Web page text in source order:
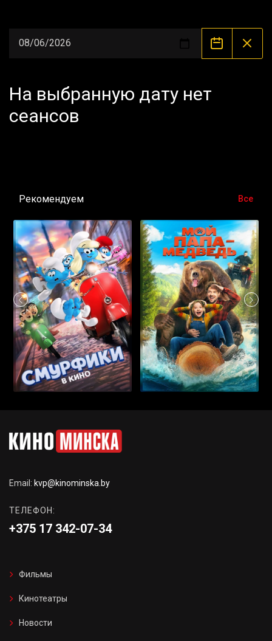
На выбранную дату нет
сеансов
Рекомендуем Все
Email: kvp@kinominska.by
ТЕЛЕФОН:
+375 17 342-07-34
Фильмы
Кинотеатры
Новости